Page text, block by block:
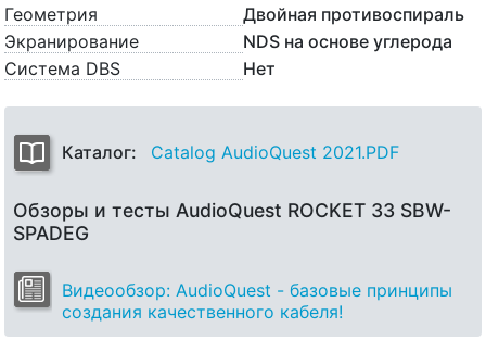
Геометрия
Двойная противоспираль
Экранирование
NDS на основе углерода
Система DBS
Нет
Каталог: Catalog AudioQuest 2021.PDF
Обзоры и тесты AudioQuest ROCKET 33 SBW-
SPADEG
Видеообзор: AudioQuest - базовые принципы
создания качественного кабеля!